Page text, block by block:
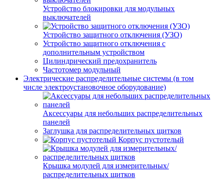
Устройство блокировки для модульных
выключателей
Устройство защитного отключения (УЗО)
Устройство защитного отключения с
дополнительным устройством
Цилиндрический предохранитель
Частотомер модульный
Электрические распределительные системы (в том
числе электроустановочное оборудование)
Аксессуары для небольших распределительных
панелей
Заглушка для распределительных щитков
Корпус пустотелый
Крышка модулей для измерительных/
распределительных щитков